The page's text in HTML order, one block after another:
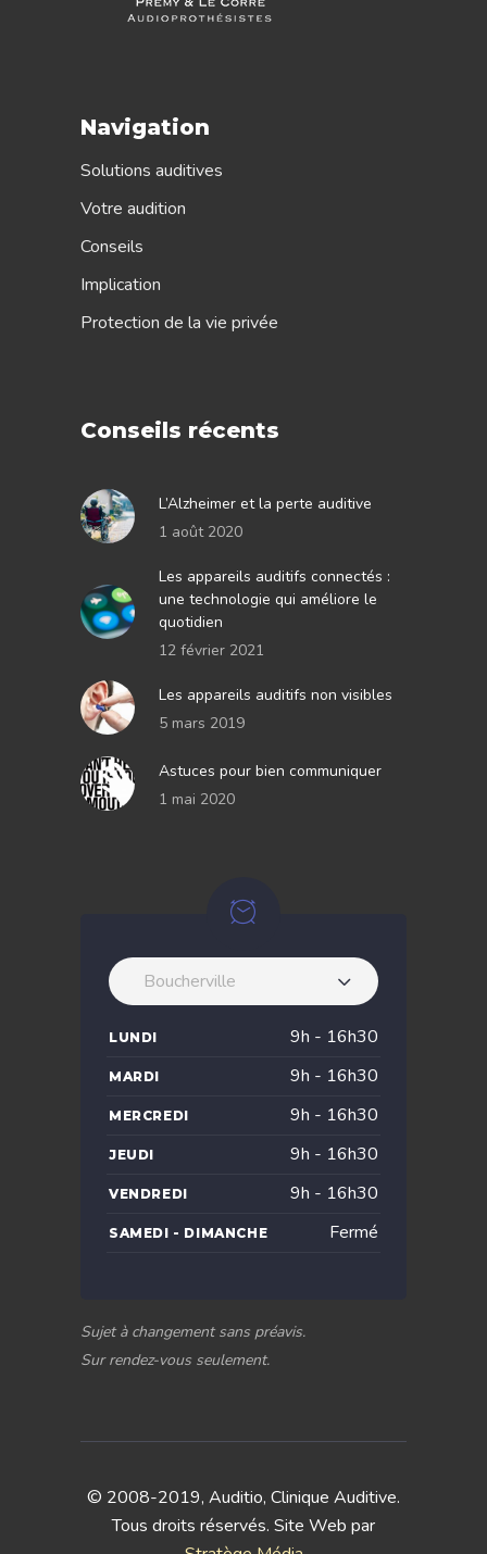
Navigation
Solutions auditives
Votre audition
Conseils
Implication
Protection de la vie privée
Conseils récents
L’Alzheimer et la perte auditive
1 août 2020
Les appareils auditifs connectés :
une technologie qui améliore le
quotidien
12 février 2021
Les appareils auditifs non visibles
5 mars 2019
Astuces pour bien communiquer
1 mai 2020
Boucherville
LUNDI 9h - 16h30
MARDI 9h - 16h30
MERCREDI 9h - 16h30
JEUDI 9h - 16h30
VENDREDI 9h - 16h30
SAMEDI - DIMANCHE Fermé
Sujet à changement sans préavis.
Sur rendez-vous seulement.
© 2008-2019, Auditio, Clinique Auditive.
Tous droits réservés. Site Web par